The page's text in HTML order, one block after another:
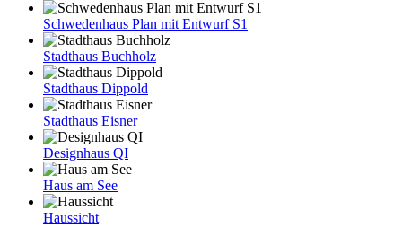
Schwedenhaus Plan mit Entwurf S1
Stadthaus Buchholz
Stadthaus Dippold
Stadthaus Eisner
Designhaus QI
Haus am See
Haussicht